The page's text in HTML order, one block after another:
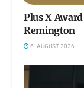
Plus X
Remington
6. AUGUST 2026